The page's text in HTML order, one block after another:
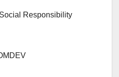
Responsibility